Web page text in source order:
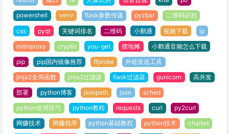
powershell venv flask参数传递 pyzbar 二维码识别
css pyqt 关键词排名 二维码 小鹅通 视频下载 ip
mitmproxy crypto you-get 摆地摊 小鹅通音频怎么下载
pip pip国内镜像推荐 ffprobe 外链发送工具
jinja2全局函数 jinja2过滤器 flask过滤器 gunicorn 高并发
部署 python博客 jsonpath json sched
python使用技巧 python教程 requests curl py2curl
网赚技术 网赚程序 python基础教程 python技术 charles